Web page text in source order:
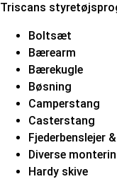
Triscans
Boltsæt
Bærearm
Bærekugle
Bøsning
Camperstang
Casterstang
Fjederbenslejer
Diverse
Hardy skive